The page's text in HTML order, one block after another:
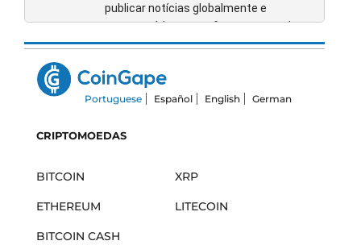
publicar notícias globalmente e
apresentá-las como fatos em vez de
uma opinião. Escritores e repórteres da
Portuguese Español English German
CRIPTOMOEDAS
BITCOIN XRP
ETHEREUM LITECOIN
BITCOIN CASH